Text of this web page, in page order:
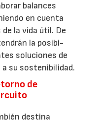
balances
en cuenta
la vida útil. De
la posibi-
soluciones de
su sostenibilidad.
de
destina